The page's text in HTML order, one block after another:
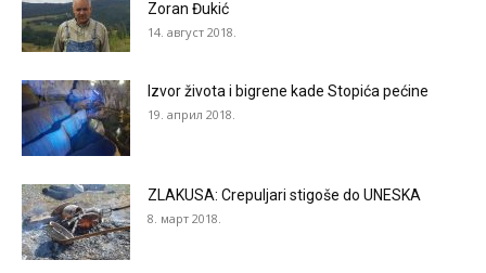
Zoran Đukić
14. август 2018.
Izvor života i bigrene kade Stopića pećine
19. април 2018.
ZLAKUSA: Crepuljari stigoše do UNESKA
8. март 2018.